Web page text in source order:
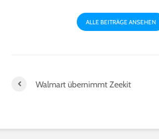
ALLE BEITRÄGE ANSEHEN
Walmart übernimmt Zeekit